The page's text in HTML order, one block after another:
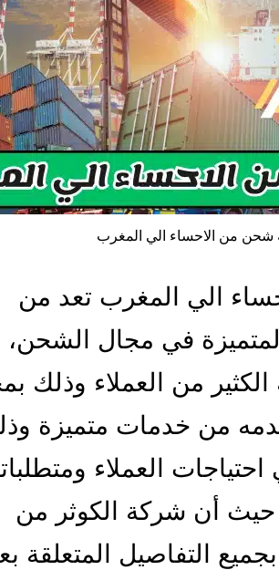
من الاحساء الي المغرب
الي المغرب تعد من
في مجال
من العملاء وذلك
من خدمات متميزة
العملاء
أن شركة الكوثر من
التفاصيل المتعلقة